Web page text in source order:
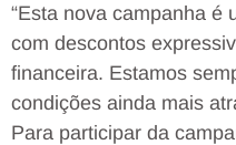
“Esta nova campanha é
com descontos
financeira. Estamos
condições ainda mais
Para participar da